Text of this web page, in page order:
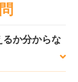
るか分からな